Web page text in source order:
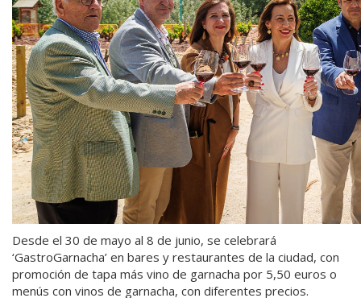
Desde el 30 de mayo al 8 de junio, se celebrará
‘GastroGarnacha’ en bares y restaurantes de la ciudad, con
promoción de tapa más vino de garnacha por 5,50 euros o
menús con vinos de garnacha, con diferentes precios.